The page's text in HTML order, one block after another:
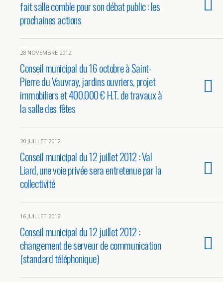
fait salle comble pour son débat public : les
prochaines actions
28 NOVEMBRE 2012
Conseil municipal du 16 octobre à Saint-
Pierre du Vauvray, jardins ouvriers, projet
immobiliers et 400.000 € H.T. de travaux à
la salle des fêtes
20 JUILLET 2012
Conseil municipal du 12 juillet 2012 : Val
Liard, une voie privée sera entretenue par la
collectivité
16 JUILLET 2012
Conseil municipal du 12 juillet 2012 :
changement de serveur de communication
(standard téléphonique)